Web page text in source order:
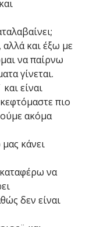
και έξω με
να παίρνω
γίνεται.
είναι
πιο
ακόμα
κάνει
να
δεν είναι